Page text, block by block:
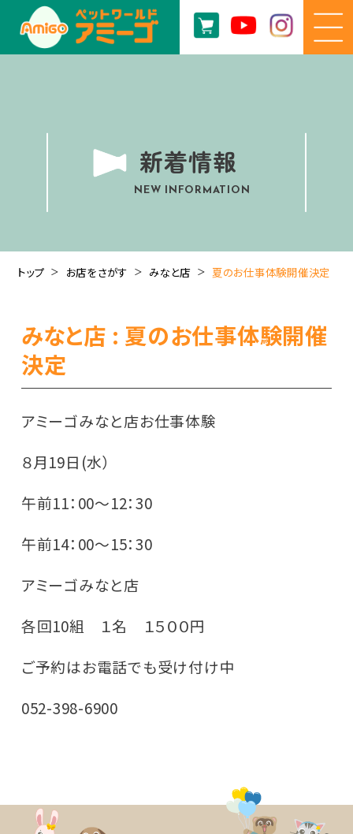
新着情報
NEW INFORMATION
トップ お店をさがす みなと店 夏のお仕事体験開催決定
みなと店 : 夏のお仕事体験開催
決定
アミーゴみなと店お仕事体験
８月19日(水）
午前11：00～12：30
午前14：00～15：30
アミーゴみなと店
各回10組 １名 １５００円
ご予約はお電話でも受け付け中
052-398-6900